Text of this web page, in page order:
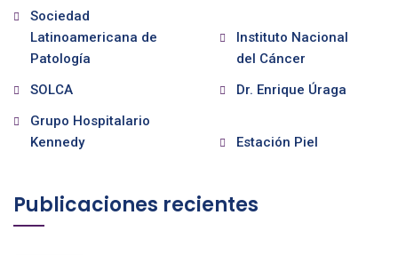
Sociedad
Latinoamericana de
Patología
Instituto Nacional
del Cáncer
SOLCA
Dr. Enrique Úraga
Grupo Hospitalario
Kennedy
Estación Piel
Publicaciones recientes